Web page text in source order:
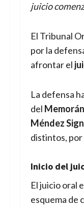
juicio
El Tribunal
por la
afrontar el
La defensa
del
Méndez
distintos,
Inicio del
El juicio oral
esquema de